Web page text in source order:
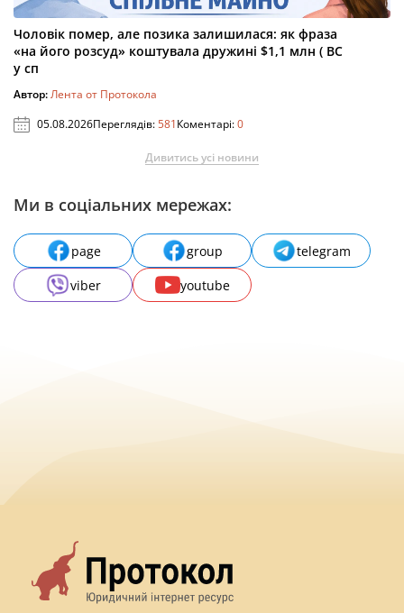
Чоловік помер, але позика залишилася: як фраза
«на його розсуд» коштувала дружині $1,1 млн ( ВС
у сп
Автор:Лента от Протокола
05.08.2026Переглядів:581Коментарі:0
Дивитись усі новини
Ми в соціальних мережах:
page group
telegram
viber
youtube